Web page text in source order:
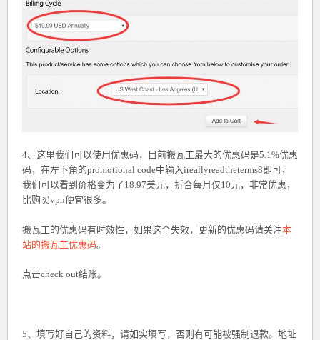
4、这里我们可以使用优惠码，目前搬瓦工最大的优惠码是5.1%优惠
码，在左下角的promotional code中输入ireallyreadtheterms8即可，
我们可以看到价格变为了18.97美元，折合每月仅10元，非常优惠，
比购买vpn便宜很多。
搬瓦工的优惠码有时效性，如果这个失效，更新的优惠码请关注本
站的搬瓦工优惠码。
点击check out结账。
5、填写好自己的资料，请如实填写，否则有可能被强制退款。地址